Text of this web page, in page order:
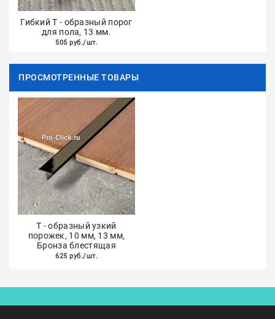
Гибкий Т - образный порог
для пола, 13 мм.
505 руб./шт.
ПРОСМОТРЕННЫЕ ТОВАРЫ
Т - образный узкий
порожек, 10 мм, 13 мм,
Бронза блестящая
625 руб./шт.